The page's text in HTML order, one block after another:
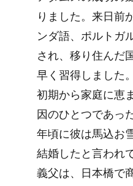
りました。来日前
ンダ語、ポルトガ
され、移り住んだ
早く習得しました
初期から家庭に恵
因のひとつであっ
年頃に彼は馬込お
結婚したと言われ
義父は、日本橋で